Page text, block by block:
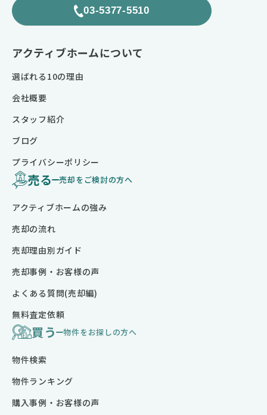
03-5377-5510
売る 売却をご検討の方へ
アクティブホームの強み
売却の流れ
売却理由別ガイド
売却事例・お客様の声
よくある質問(売却編)
無料査定依頼
買う 物件をお探しの方へ
物件検索
物件ランキング
購入事例・お客様の声
アクティブホームについて
選ばれる10の理由
会社概要
スタッフ紹介
ブログ
プライバシーポリシー